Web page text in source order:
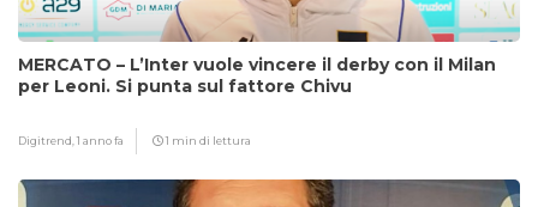
MERCATO – L’Inter vuole vincere il derby con il Milan
per Leoni. Si punta sul fattore Chivu
Digitrend,1 anno fa 1 min di lettura